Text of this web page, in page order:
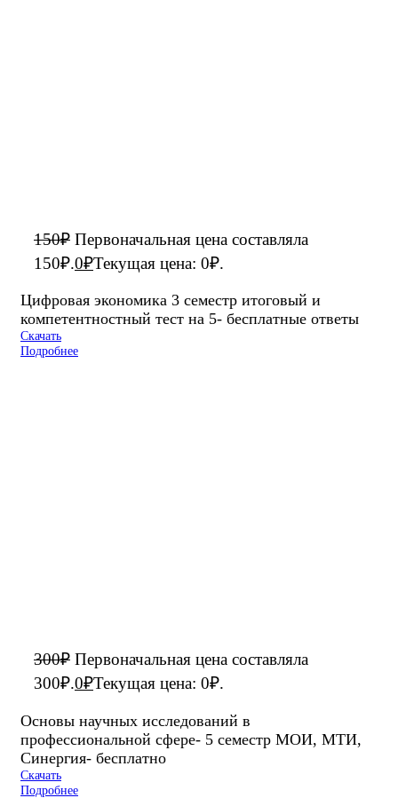
150₽ Первоначальная цена составляла
150₽.0₽Текущая цена: 0₽.
Цифровая экономика 3 семестр итоговый и
компетентностный тест на 5- бесплатные ответы
Скачать
Подробнее
300₽ Первоначальная цена составляла
300₽.0₽Текущая цена: 0₽.
Основы научных исследований в
профессиональной сфере- 5 семестр МОИ, МТИ,
Синергия- бесплатно
Скачать
Подробнее